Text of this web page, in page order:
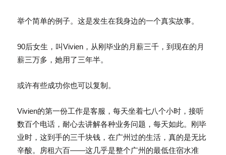
举个简单的例子。这是发生在我身边的一个真实故事。
90后女生，叫Vivien，从刚毕业的月薪三千，到现在的月
薪三万多，她用了三年半。
或许有些成功你也可以复制。
Vivien的第一份工作是客服，每天坐着七八个小时，接听
数百个电话，耐心去讲解各种业务问题，每天如此。刚毕
业时，这到手的三千块钱，在广州过的生活，真的是无比
辛酸。房租六百——这几乎是整个广州的最低住宿水准